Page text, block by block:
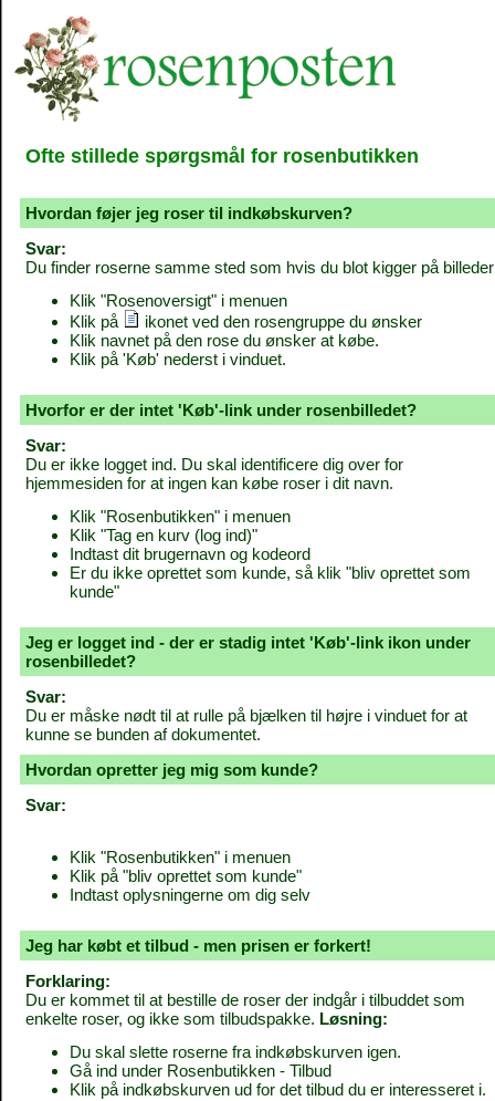
Ofte stillede spørgsmål for rosenbutikken
Hvordan føjer jeg roser til indkøbskurven?
Svar:
Du finder roserne samme sted som hvis du blot kigger på
Klik "Rosenoversigt" i menuen
Klik på
ikonet ved den rosengruppe du ønsker
Klik navnet på den rose du ønsker at købe.
Klik på 'Køb' nederst i vinduet.
Hvorfor er der intet 'Køb'-link under rosenbilledet?
Svar:
Du er ikke logget ind. Du skal identificere dig over for
hjemmesiden for at ingen kan købe roser i dit navn.
Klik "Rosenbutikken" i menuen
Klik "Tag en kurv (log ind)"
Indtast dit brugernavn og kodeord
Er du ikke oprettet som kunde, så klik "bliv oprettet som
kunde"
Jeg er logget ind - der er stadig intet 'Køb'-link ikon under
rosenbilledet?
Svar:
Du er måske nødt til at rulle på bjælken til højre i vinduet for at
kunne se bunden af dokumentet.
Hvordan opretter jeg mig som kunde?
Svar:
Klik "Rosenbutikken" i menuen
Klik på "bliv oprettet som kunde"
Indtast oplysningerne om dig selv
Jeg har købt et tilbud - men prisen er forkert!
Forklaring:
Du er kommet til at bestille de roser der indgår i tilbuddet som
enkelte roser, og ikke som tilbudspakke. Løsning:
Du skal slette roserne fra indkøbskurven igen.
Gå ind under Rosenbutikken - Tilbud
Klik på indkøbskurven ud for det tilbud du er interesseret i.